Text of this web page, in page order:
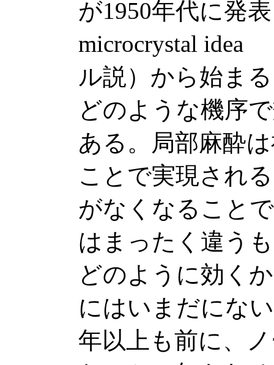
が1950年代に発
microcrystal idea
ル説）から始ま
どのような機序
ある。局部麻酔
ことで実現され
がなくなること
はまったく違う
どのように効く
にはいまだにな
年以上も前に、